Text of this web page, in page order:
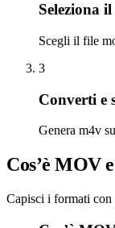
Seleziona
Scegli il file
3
Converti e
Genera m4v
Cos’è MOV
Capisci i formati con